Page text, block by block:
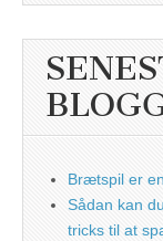
Brætspil er
Sådan kan
tricks til at